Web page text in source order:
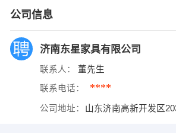
公司信息
济南东星家具有限公司
联系人： 董先生
联系电话： ****
公司地址： 山东济南高新开发区